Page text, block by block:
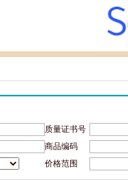
质量证书号
商品编码
价格范围